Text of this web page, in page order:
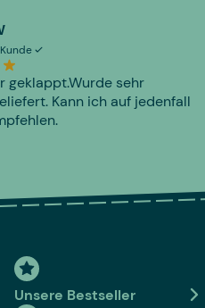
geklappt.Wurde sehr
Kann ich auf jedenfall
Unsere Bestseller